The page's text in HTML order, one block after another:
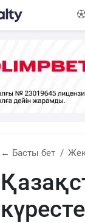
← Басты бет